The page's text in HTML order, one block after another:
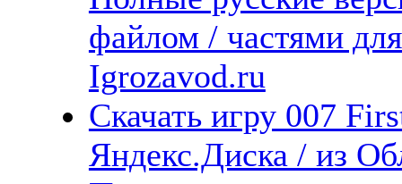
файлом / частями
Igrozavod.ru
Скачать игру 007
Яндекс.Диска / из